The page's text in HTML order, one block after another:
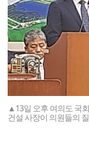
▲13일 오후 여의도 국
건설 사장이 의원들의